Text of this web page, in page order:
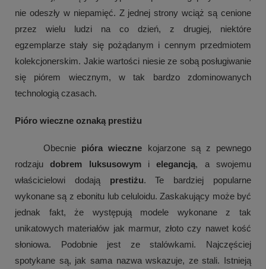
nie odeszły w niepamięć. Z jednej strony wciąż są cenione
przez wielu ludzi na co dzień, z drugiej, niektóre
egzemplarze stały się pożądanym i cennym przedmiotem
kolekcjonerskim. Jakie wartości niesie ze sobą posługiwanie
się piórem wiecznym, w tak bardzo zdominowanych
technologią czasach.
Pióro wieczne oznaką prestiżu
Obecnie pióra wieczne kojarzone są z pewnego
rodzaju dobrem luksusowym i elegancją, a swojemu
właścicielowi dodają prestiżu. Te bardziej popularne
wykonane są z ebonitu lub celuloidu. Zaskakujący może być
jednak fakt, że występują modele wykonane z tak
unikatowych materiałów jak marmur, złoto czy nawet kość
słoniowa. Podobnie jest ze stalówkami. Najczęściej
spotykane są, jak sama nazwa wskazuje, ze stali. Istnieją